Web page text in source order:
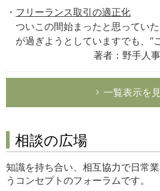
フリーランス取引の適正化
ついこの間始まったと思ってい
が過ぎようとしていますでも、“
著者：野手人
一覧表示を
相談の広場
知識を持ち合い、相互協力で日常
うコンセプトのフォーラムです。